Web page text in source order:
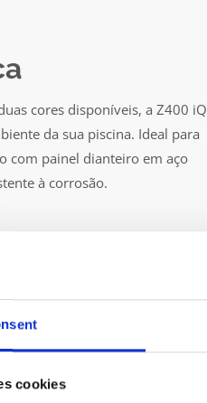
cookies
cores disponíveis, a Z400 iQ
da sua piscina. Ideal para
com painel dianteiro em aço
à corrosão.